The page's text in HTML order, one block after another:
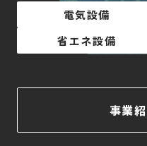
電気設備
省エネ設備
事業